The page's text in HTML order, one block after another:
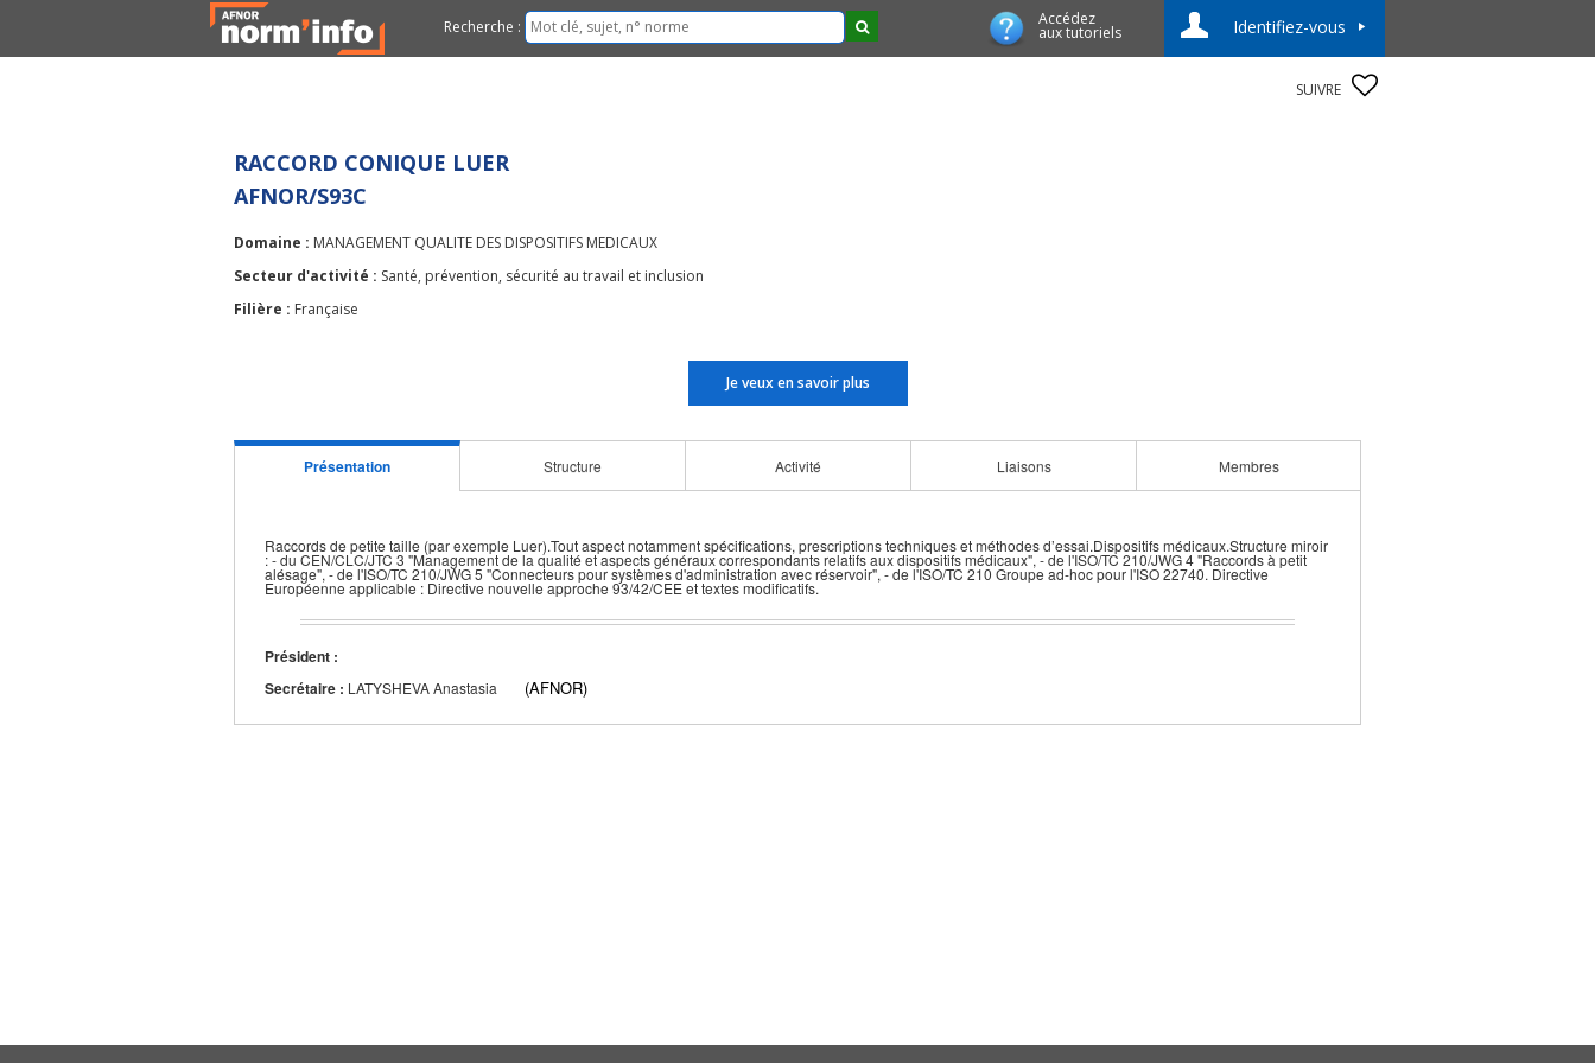
Recherche : Accédez
aux tutoriels Identifiez-vous
SUIVRE
RACCORD CONIQUE LUER
AFNOR/S93C
Domaine : MANAGEMENT QUALITE DES DISPOSITIFS MEDICAUX
Secteur d'activité : Santé, prévention, sécurité au travail et inclusion
Filière : Française
Je veux en savoir plus
Présentation Structure Activité Liaisons Membres
Raccords de petite taille (par exemple Luer).Tout aspect notamment spécifications, prescriptions techniques et méthodes d’essai.Dispositifs médicaux.Structure miroir
: - du CEN/CLC/JTC 3 "Management de la qualité et aspects généraux correspondants relatifs aux dispositifs médicaux", - de l'ISO/TC 210/JWG 4 "Raccords à petit
alésage", - de l'ISO/TC 210/JWG 5 "Connecteurs pour systèmes d'administration avec réservoir", - de l'ISO/TC 210 Groupe ad-hoc pour l'ISO 22740. Directive
Européenne applicable : Directive nouvelle approche 93/42/CEE et textes modificatifs.
Président :
Secrétaire : LATYSHEVA Anastasia (AFNOR)